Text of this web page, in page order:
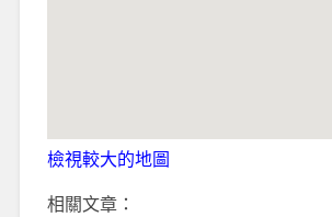
檢視較大的地圖
相關文章：